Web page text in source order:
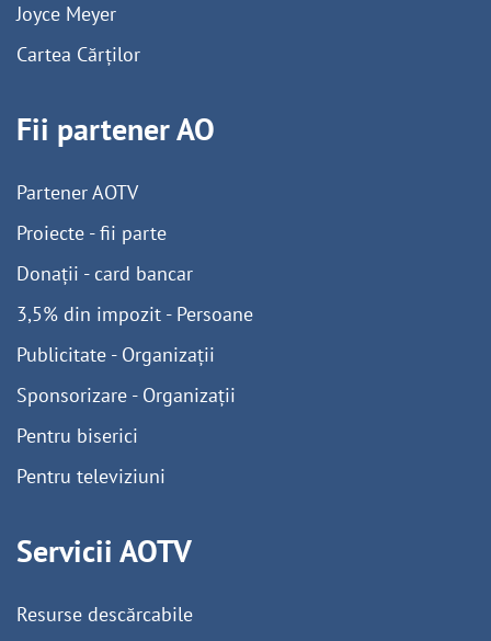
Joyce Meyer
Cartea Cărților
Fii partener AO
Partener AOTV
Proiecte - fii parte
Donații - card bancar
3,5% din impozit - Persoane
Publicitate - Organizații
Sponsorizare - Organizații
Pentru biserici
Pentru televiziuni
Servicii AOTV
Resurse descărcabile